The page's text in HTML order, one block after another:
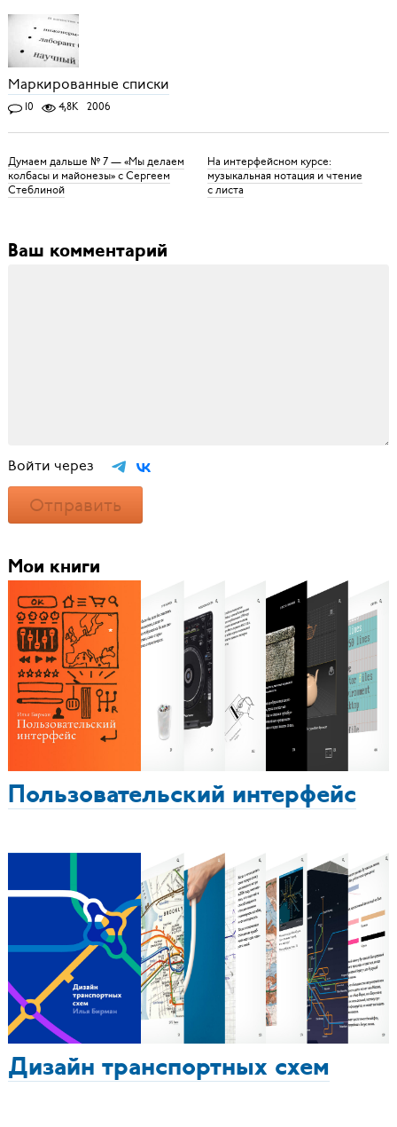
Маркированные списки
10 4,8K 2006
Думаем дальше № 7 — «Мы делаем
колбасы и майонезы» с Сергеем
Стеблиной
На интерфейсном курсе:
музыкальная нотация и чтение
с листа
Ваш комментарий
Войти через
Отправить
Мои книги
Пользовательский интерфейс
Дизайн транспортных схем